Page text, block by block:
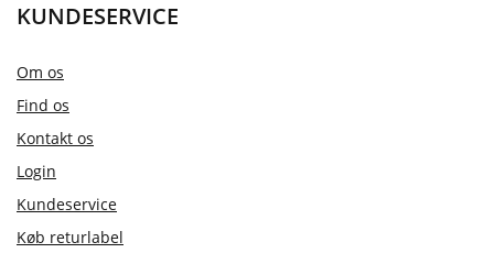
KUNDESERVICE
Om os
Find os
Kontakt os
Login
Kundeservice
Køb returlabel